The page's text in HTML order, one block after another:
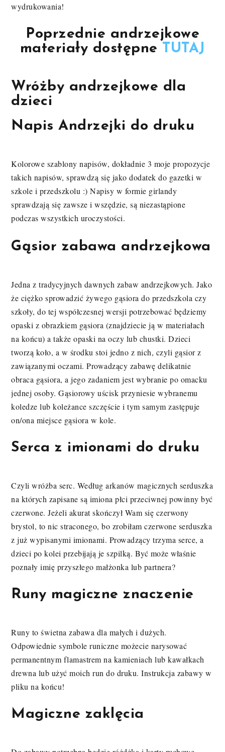
wydrukowania!
Poprzednie andrzejkowe
materiały dostępne TUTAJ
Wróżby andrzejkowe dla
dzieci
Napis Andrzejki do druku
Kolorowe szablony napisów, dokładnie 3 moje propozycje
takich napisów, sprawdzą się jako dodatek do gazetki w
szkole i przedszkolu :) Napisy w formie girlandy
sprawdzają się zawsze i wszędzie, są niezastąpione
podczas wszystkich uroczystości.
Gąsior zabawa andrzejkowa
Jedna z tradycyjnych dawnych zabaw andrzejkowych. Jako
że ciężko sprowadzić żywego gąsiora do przedszkola czy
szkoły, do tej współczesnej wersji potrzebować będziemy
opaski z obrazkiem gąsiora (znajdziecie ją w materiałach
na końcu) a także opaski na oczy lub chustki. Dzieci
tworzą koło, a w środku stoi jedno z nich, czyli gąsior z
zawiązanymi oczami. Prowadzący zabawę delikatnie
obraca gąsiora, a jego zadaniem jest wybranie po omacku
jednej osoby. Gąsiorowy uścisk przyniesie wybranemu
koledze lub koleżance szczęście i tym samym zastępuje
on/ona miejsce gąsiora w kole.
Serca z imionami do druku
Czyli wróżba serc. Według arkanów magicznych serduszka
na których zapisane są imiona płci przeciwnej powinny być
czerwone. Jeżeli akurat skończył Wam się czerwony
brystol, to nic straconego, bo zrobiłam czerwone serduszka
z już wypisanymi imionami. Prowadzący trzyma serce, a
dzieci po kolei przebijają je szpilką. Być może właśnie
poznały imię przyszłego małżonka lub partnera?
Runy magiczne znaczenie
Runy to świetna zabawa dla małych i dużych.
Odpowiednie symbole runiczne możecie narysować
permanentnym flamastrem na kamieniach lub kawałkach
drewna lub użyć moich run do druku. Instrukcja zabawy w
pliku na końcu!
Magiczne zaklęcia